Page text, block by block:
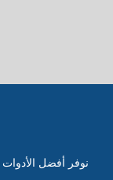
نوفر أفضل الأدوات